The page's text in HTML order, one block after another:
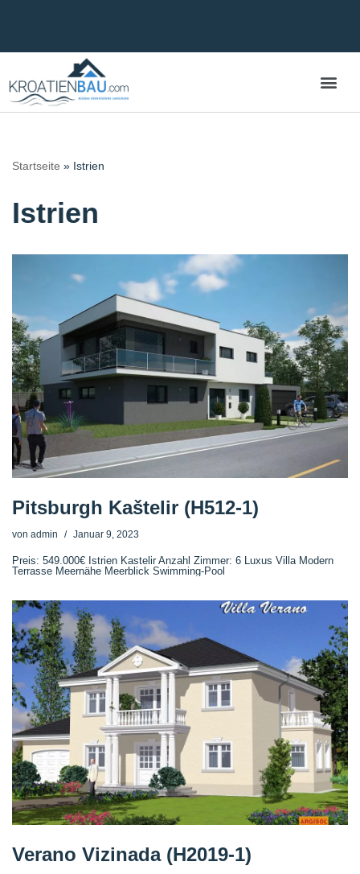
Inhalt
Startseite » Istrien
Istrien
Pitsburgh Kaštelir (H512-1)
von admin Januar 9, 2023
Preis: 549.000€ Istrien Kastelir Anzahl Zimmer: 6 Luxus Villa Modern
Terrasse Meernähe Meerblick Swimming-Pool
Verano Vizinada (H2019-1)